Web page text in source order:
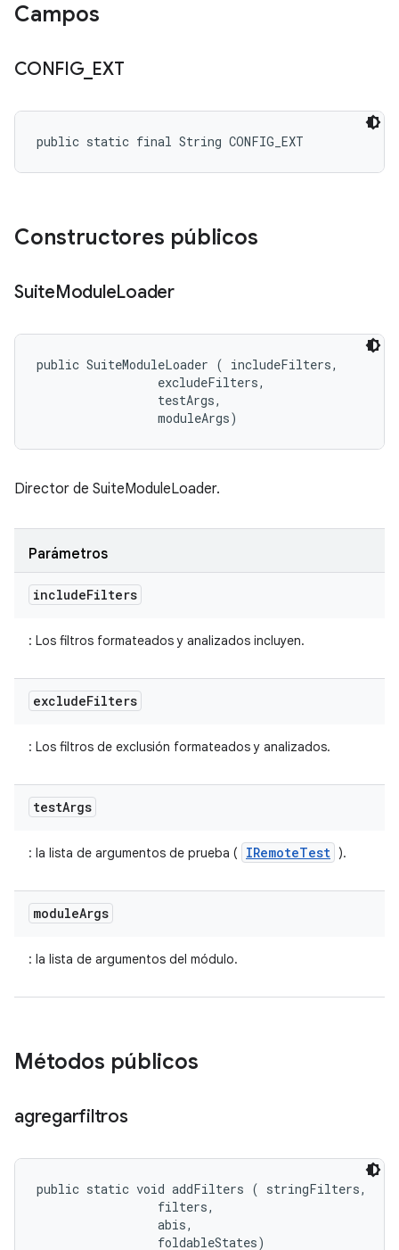
Campos
CONFIG_ EXT
public static final String CONFIG_EXT
Constructores públicos
SuiteModuleLoader
public SuiteModuleLoader ( includeFilters,
excludeFilters,
testArgs,
moduleArgs)
Director de SuiteModuleLoader.
Parámetros
includeFilters
: Los filtros formateados y analizados incluyen.
excludeFilters
: Los filtros de exclusión formateados y analizados.
testArgs
: la lista de argumentos de prueba ( IRemoteTest ).
moduleArgs
: la lista de argumentos del módulo.
Métodos públicos
agregarfiltros
public static void addFilters ( stringFilters,
filters,
abis,
foldableStates)